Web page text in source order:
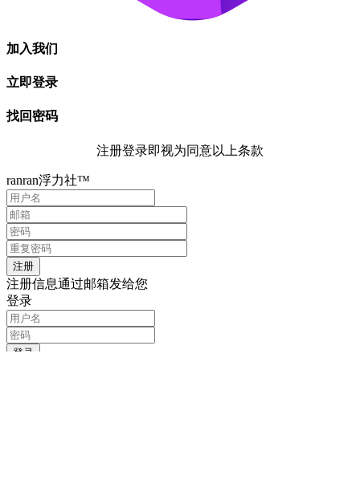
加入我们
立即登录
找回密码
注册登录即视为同意以上条款
ranran浮力社™
注册信息通过邮箱发给您
登录